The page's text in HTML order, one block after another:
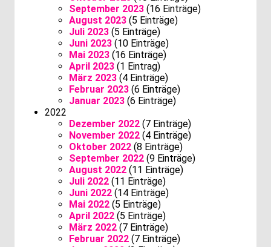
September 2023 (16 Einträge)
August 2023 (5 Einträge)
Juli 2023 (5 Einträge)
Juni 2023 (10 Einträge)
Mai 2023 (16 Einträge)
April 2023 (1 Eintrag)
März 2023 (4 Einträge)
Februar 2023 (6 Einträge)
Januar 2023 (6 Einträge)
2022
Dezember 2022 (7 Einträge)
November 2022 (4 Einträge)
Oktober 2022 (8 Einträge)
September 2022 (9 Einträge)
August 2022 (11 Einträge)
Juli 2022 (11 Einträge)
Juni 2022 (14 Einträge)
Mai 2022 (5 Einträge)
April 2022 (5 Einträge)
März 2022 (7 Einträge)
Februar 2022 (7 Einträge)